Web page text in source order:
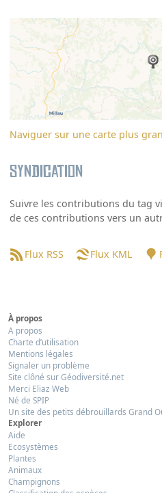
Naviguer sur une carte plus
Syndication
Suivre les contributions du tag
de ces contributions vers un
Flux RSS Flux KML
À propos
A propos
Charte d’utilisation
Mentions légales
Signaler un problème
Site clôné sur Géodiversité.net
Merci Eliaz Web
Né de SPIP
Un site des petits débrouillards Grand
Explorer
Aide
Ecosystèmes
Plantes
Animaux
Champignons